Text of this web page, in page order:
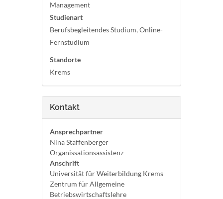
Management
Studienart
Berufsbegleitendes Studium, Online-
Fernstudium
Standorte
Krems
Kontakt
Ansprechpartner
Nina Staffenberger
Organissationsassistenz
Anschrift
Universität für Weiterbildung Krems
Zentrum für Allgemeine
Betriebswirtschaftslehre